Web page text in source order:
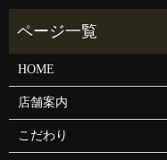
HOME
店舗案内
こだわり